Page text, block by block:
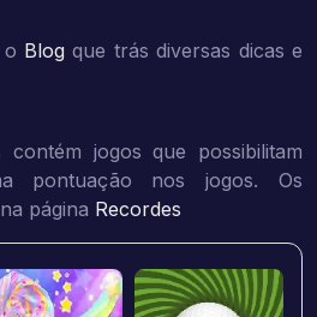
Blog que trás diversas dicas e
contém jogos que possibilitam
pontuação nos jogos. Os
página Recordes